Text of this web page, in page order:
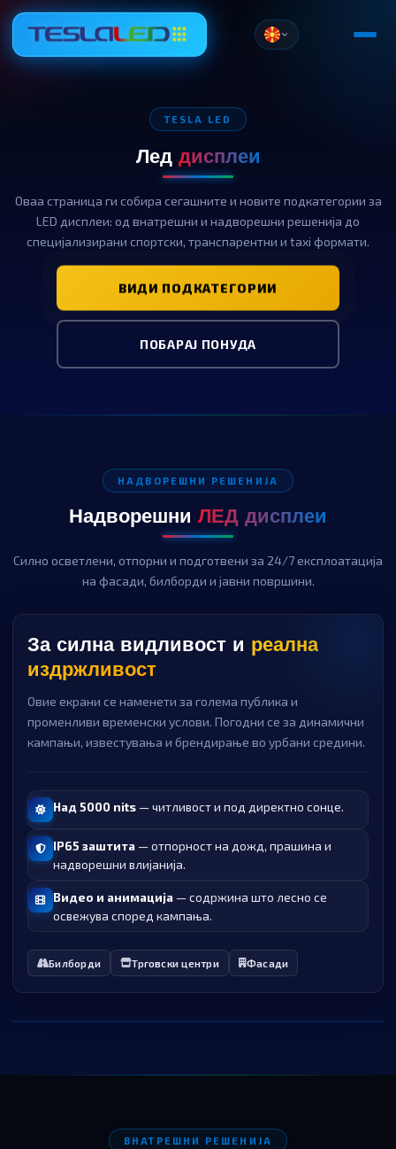
TESLA LED
Лед дисплеи
Оваа страница ги собира сегашните и новите подкатегории за
LED дисплеи: од внатрешни и надворешни решенија до
специјализирани спортски, транспарентни и taxi формати.
ВИДИ ПОДКАТЕГОРИИ
ПОБАРАЈ ПОНУДА
НАДВОРЕШНИ РЕШЕНИЈА
Надворешни ЛЕД дисплеи
Силно осветлени, отпорни и подготвени за 24/7 експлоатација
на фасади, билборди и јавни површини.
За силна видливост и реална
издржливост
Овие екрани се наменети за голема публика и
променливи временски услови. Погодни се за динамични
кампањи, известувања и брендирање во урбани средини.
Над 5000 nits — читливост и под директно сонце.
IP65 заштита — отпорност на дожд, прашина и
надворешни влијанија.
Видео и анимација — содржина што лесно се
освежува според кампања.
Билборди Трговски центри Фасади
ВНАТРЕШНИ РЕШЕНИЈА